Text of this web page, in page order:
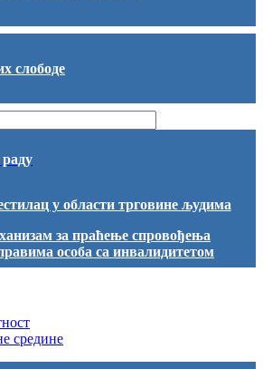
слободе
у области трговине људима
за праћење спровођења
особа са инвалидитетом
средине